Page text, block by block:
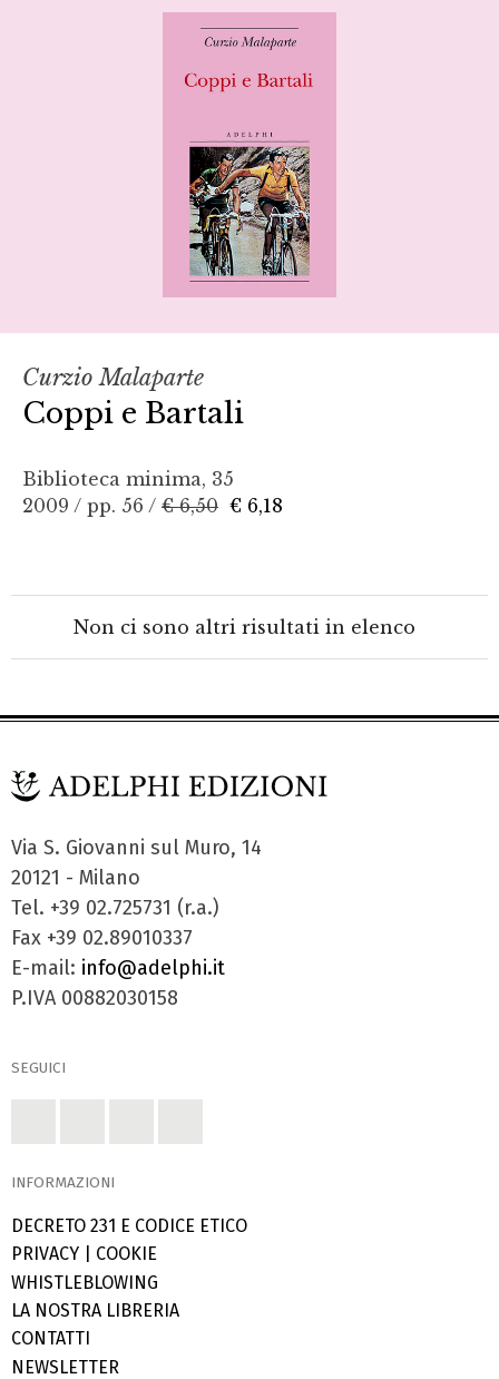
Curzio Malaparte
Coppi e Bartali
Biblioteca minima, 35
2009 / pp. 56 / € 6,50 € 6,18
Non ci sono altri risultati in elenco
Via S. Giovanni sul Muro, 14
20121 - Milano
Tel. +39 02.725731 (r.a.)
Fax +39 02.89010337
E-mail: info@adelphi.it
P.IVA 00882030158
SEGUICI
INFORMAZIONI
DECRETO 231 E CODICE ETICO
PRIVACY
COOKIE
WHISTLEBLOWING
LA NOSTRA LIBRERIA
CONTATTI
NEWSLETTER